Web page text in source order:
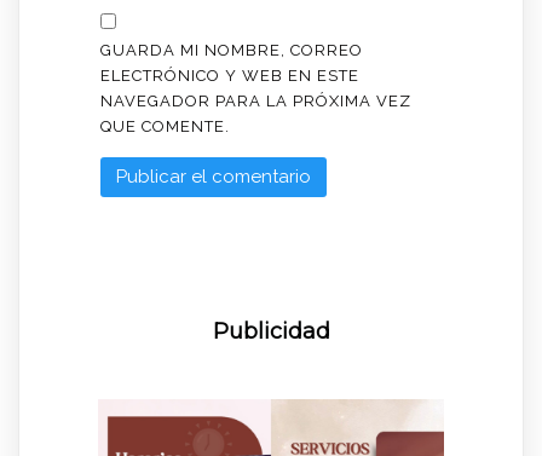
GUARDA MI NOMBRE, CORREO
ELECTRÓNICO Y WEB EN ESTE
NAVEGADOR PARA LA PRÓXIMA VEZ
QUE COMENTE.
Publicidad